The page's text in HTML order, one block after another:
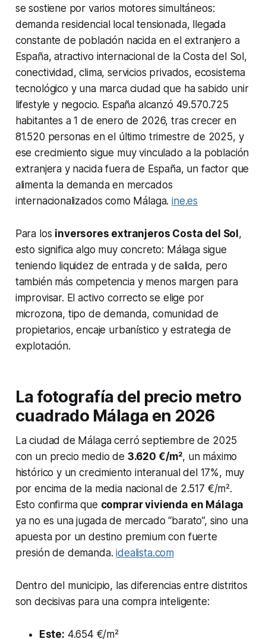
se sostiene por varios motores simultáneos:
demanda residencial local tensionada, llegada
constante de población nacida en el extranjero a
España, atractivo internacional de la Costa del Sol,
conectividad, clima, servicios privados, ecosistema
tecnológico y una marca ciudad que ha sabido unir
lifestyle y negocio. España alcanzó 49.570.725
habitantes a 1 de enero de 2026, tras crecer en
81.520 personas en el último trimestre de 2025, y
ese crecimiento sigue muy vinculado a la población
extranjera y nacida fuera de España, un factor que
alimenta la demanda en mercados
internacionalizados como Málaga.ine.es
Para los inversores extranjeros Costa del Sol ,
esto significa algo muy concreto: Málaga sigue
teniendo liquidez de entrada y de salida, pero
también más competencia y menos margen para
improvisar. El activo correcto se elige por
microzona, tipo de demanda, comunidad de
propietarios, encaje urbanístico y estrategia de
explotación.
La fotografía del precio metro
cuadrado Málaga en 2026
La ciudad de Málaga cerró septiembre de 2025
con un precio medio de 3.620 €/m², un máximo
histórico y un crecimiento interanual del 17%, muy
por encima de la media nacional de 2.517 €/m².
Esto confirma que comprar vivienda en Málaga
ya no es una jugada de mercado “barato”, sino una
apuesta por un destino premium con fuerte
presión de demanda.idealista.com
Dentro del municipio, las diferencias entre distritos
son decisivas para una compra inteligente:
Este: 4.654 €/m²